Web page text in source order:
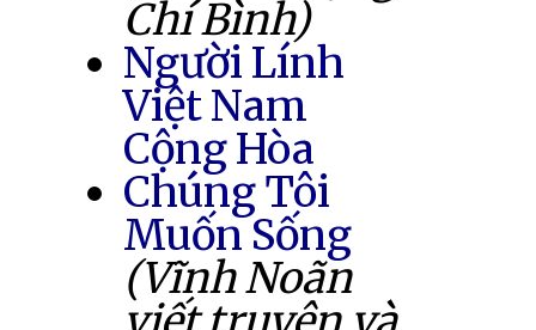
Chí Bình)
Người Lính
Việt Nam
Cộng Hòa
Chúng Tôi
Muốn Sống
(Vĩnh Noãn